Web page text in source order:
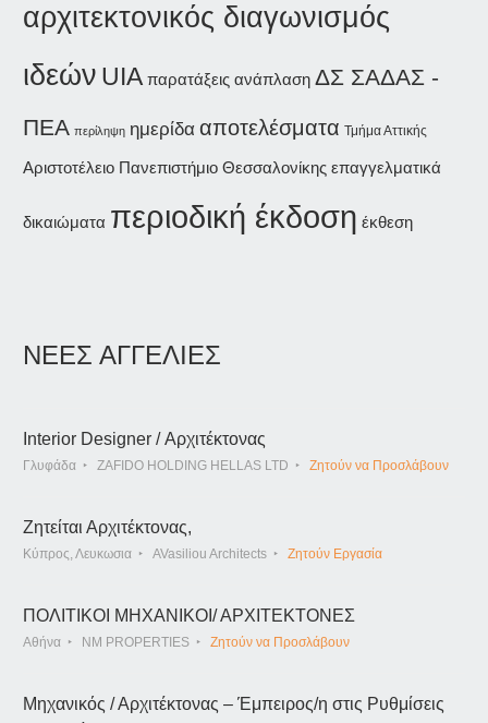
αρχιτεκτονικός διαγωνισμός
ιδεών UIA παρατάξεις ανάπλαση ΔΣ ΣΑΔΑΣ -
ΠΕΑ περίληψη ημερίδα αποτελέσματα Τμήμα Αττικής
Αριστοτέλειο Πανεπιστήμιο Θεσσαλονίκης επαγγελματικά
δικαιώματα περιοδική έκδοση έκθεση
ΝΕΕΣ ΑΓΓΕΛΙΕΣ
Interior Designer / Αρχιτέκτονας
Γλυφάδα ZAFIDO HOLDING HELLAS LTD Ζητούν να Προσλάβουν
Ζητείται Αρχιτέκτονας,
Κύπρος, Λευκωσια AVasiliou Architects Ζητούν Εργασία
ΠΟΛΙΤΙΚΟΙ ΜΗΧΑΝΙΚΟΙ/ ΑΡΧΙΤΕΚΤΟΝΕΣ
Αθήνα NM PROPERTIES Ζητούν να Προσλάβουν
Μηχανικός / Αρχιτέκτονας – Έμπειρος/η στις Ρυθμίσεις